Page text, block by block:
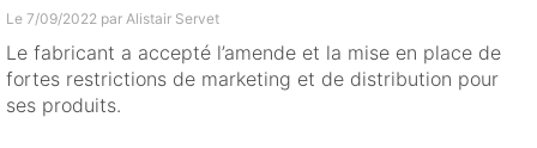
Le 7/09/2022 par Alistair Servet
Le fabricant a accepté l’amende et la mise en place de
fortes restrictions de marketing et de distribution pour
ses produits.